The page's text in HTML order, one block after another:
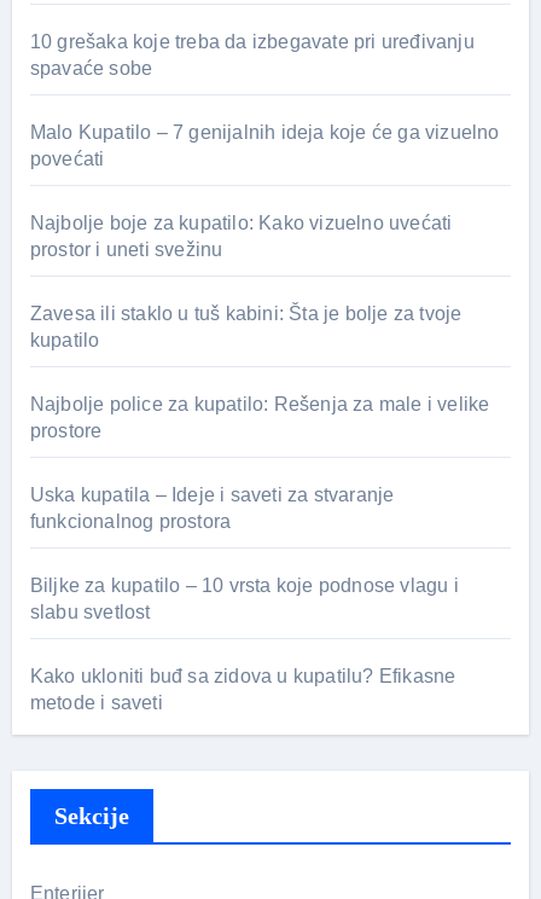
10 grešaka koje treba da izbegavate pri uređivanju
spavaće sobe
Malo Kupatilo – 7 genijalnih ideja koje će ga vizuelno
povećati
Najbolje boje za kupatilo: Kako vizuelno uvećati
prostor i uneti svežinu
Zavesa ili staklo u tuš kabini: Šta je bolje za tvoje
kupatilo
Najbolje police za kupatilo: Rešenja za male i velike
prostore
Uska kupatila – Ideje i saveti za stvaranje
funkcionalnog prostora
Biljke za kupatilo – 10 vrsta koje podnose vlagu i
slabu svetlost
Kako ukloniti buđ sa zidova u kupatilu? Efikasne
metode i saveti
Sekcije
Enterijer